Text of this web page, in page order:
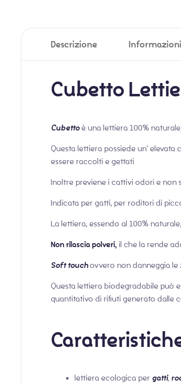
Descrizione
Cubetto
Cubettoè una lettiera 100%
Questa lettiera possiede un’
essere raccolti e gettati
Inoltre previene i cattivi odori e non
Indicata per gatti, per roditori di
La lettiera, essendo al 100%
Non rilascia polveri, il che la rende
Soft touchovvero non danneggia
Questa lettiera biodegradabile può
quantitativo di rifiuti generato dalle
lettiera ecologica per gatti,